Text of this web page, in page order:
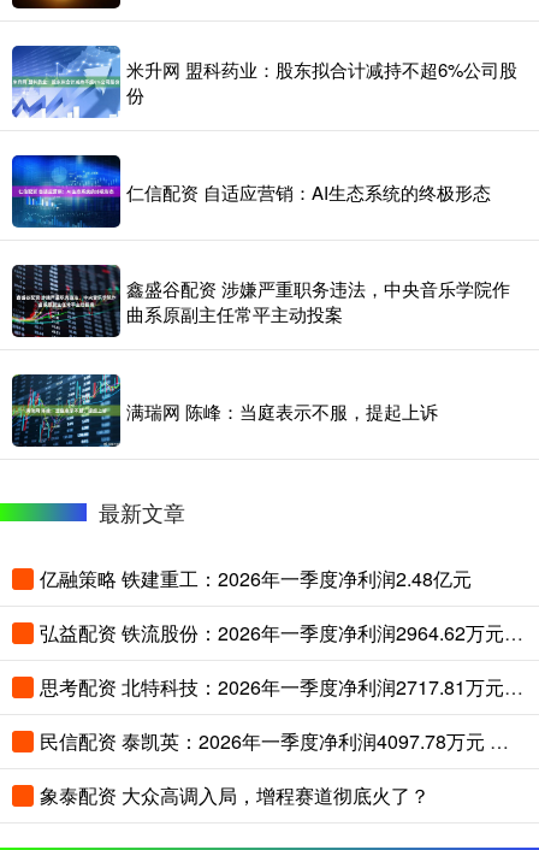
米升网 盟科药业：股东拟合计减持不超6%公司股
份
仁信配资 自适应营销：AI生态系统的终极形态
鑫盛谷配资 涉嫌严重职务违法，中央音乐学院作
曲系原副主任常平主动投案
满瑞网 陈峰：当庭表示不服，提起上诉
最新文章
亿融策略 铁建重工：2026年一季度净利润2.48亿元
弘益配资 铁流股份：2026年一季度净利润2964.62万元 同比增长11.56%
思考配资 北特科技：2026年一季度净利润2717.81万元 同比增长17.86%
民信配资 泰凯英：2026年一季度净利润4097.78万元 同比增长22.23%
象泰配资 大众高调入局，增程赛道彻底火了？